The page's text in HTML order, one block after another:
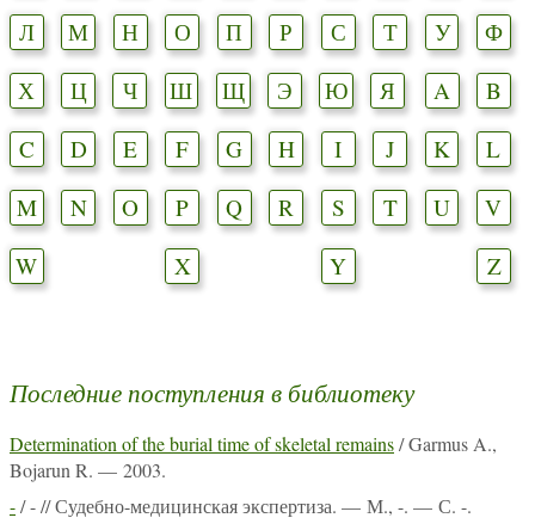
Л
М Н О П Р С Т У
Ф
Х
Ц Ч Ш Щ Э Ю Я A
B
C
D E F G H I J K
L
M
N O P Q R S T U
V
W
X Y Z
Последние поступления в библиотеку
Determination of the burial time of skeletal remains/ Garmus A.,
Bojarun R. — 2003.
-/ - // Судебно-медицинская экспертиза. — М., -. — С. -.